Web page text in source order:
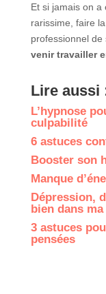
Et si jamais on a
rarissime, faire
professionnel
venir travailler
Lire aussi
L’hypnose
culpabilité
6 astuces
Booster son
Manque
Dépression,
bien dans
3 astuces
pensées